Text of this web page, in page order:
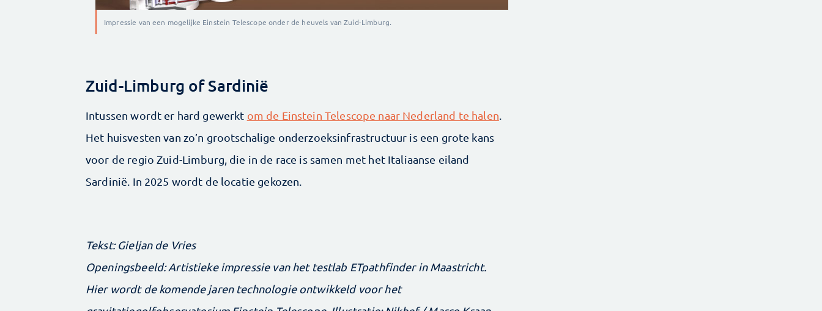
Impressie van een mogelijke Einstein Telescope onder de heuvels van Zuid-Limburg.
Zuid-Limburg of Sardinië
Intussen wordt er hard gewerkt om de Einstein Telescope naar Nederland te halen
Het huisvesten van zo’n grootschalige onderzoeksinfrastructuur is een grote kans
voor de regio Zuid-Limburg, die in de race is samen met het Italiaanse eiland
Sardinië. In 2025 wordt de locatie gekozen.
Tekst: Gieljan de Vries
Openingsbeeld: Artistieke impressie van het testlab ETpathfinder in Maastricht.
Hier wordt de komende jaren technologie ontwikkeld voor het